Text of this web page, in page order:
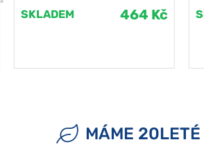
SKLADEM 464 Kč
MÁME